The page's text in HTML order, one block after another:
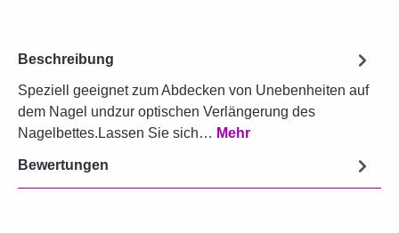
Beschreibung
Speziell geeignet zum Abdecken von Unebenheiten auf
dem Nagel undzur optischen Verlängerung des
Nagelbettes.Lassen Sie sich… Mehr
Bewertungen